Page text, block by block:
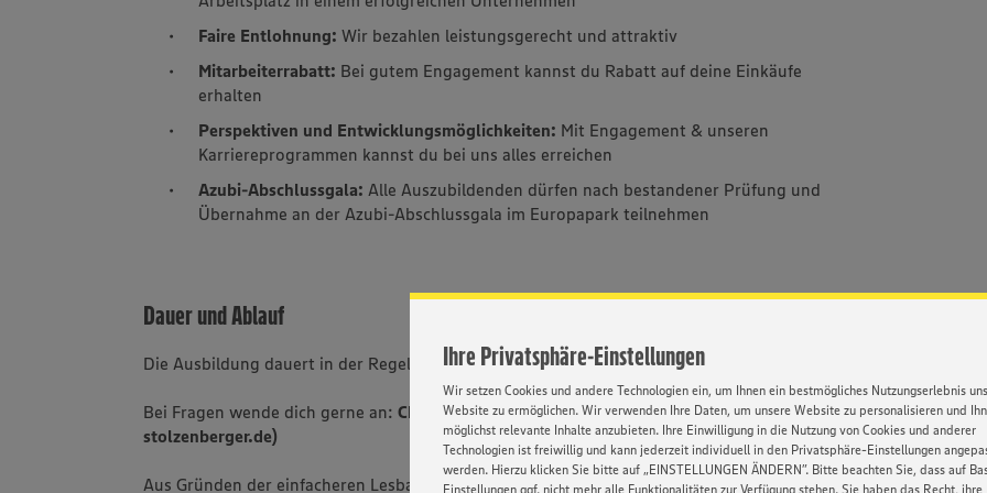
Ihre Privatsphäre-Einstellungen
Wir setzen Cookies und andere Technologien ein, um Ihnen ein bestmögliches Nutzungserlebnis
Website zu ermöglichen. Wir verwenden Ihre Daten, um unsere Website zu personalisieren und
möglichst relevante Inhalte anzubieten. Ihre Einwilligung in die Nutzung von Cookies und anderer
Technologien ist freiwillig und kann jederzeit individuell in den Privatsphäre-Einstellungen
werden. Hierzu klicken Sie bitte auf „EINSTELLUNGEN ÄNDERN”. Bitte beachten Sie, dass auf
Einstellungen ggf. nicht mehr alle Funktionalitäten zur Verfügung stehen. Sie haben das Recht, ihre
Faire Entlohnung:Wir bezahlen leistungsgerecht und attraktiv
Mitarbeiterrabatt: Bei gutem Engagement kannst du Rabatt auf deine Einkäufe
erhalten
Perspektiven und Entwicklungsmöglichkeiten: Mit Engagement & unseren
Karriereprogrammen kannst du bei uns alles erreichen
Azubi-Abschlussgala: Alle Auszubildenden dürfen nach bestandener Prüfung und
Übernahme an der Azubi-Abschlussgala im Europapark teilnehmen
Dauer und Ablauf
Die Ausbildung dauert in der Regel zwei Jahre.
Bei Fragen wende dich gerne an:Christian Stolzenberger (service@edeka-
stolzenberger.de)
Aus Gründen der einfacheren Lesbarkeit wird im Textverlauf nur die
Ihre
Christian
Mehr über
https://